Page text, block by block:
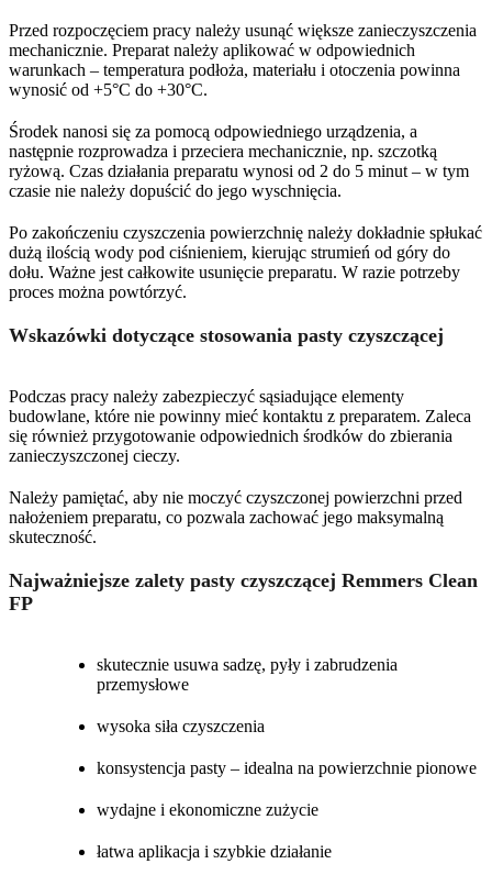
Przed rozpoczęciem pracy należy usunąć większe zanieczyszczenia
mechanicznie. Preparat należy aplikować w odpowiednich
warunkach – temperatura podłoża, materiału i otoczenia powinna
wynosić od +5°C do +30°C.
Środek nanosi się za pomocą odpowiedniego urządzenia, a
następnie rozprowadza i przeciera mechanicznie, np. szczotką
ryżową. Czas działania preparatu wynosi od 2 do 5 minut – w tym
czasie nie należy dopuścić do jego wyschnięcia.
Po zakończeniu czyszczenia powierzchnię należy dokładnie spłukać
dużą ilością wody pod ciśnieniem, kierując strumień od góry do
dołu. Ważne jest całkowite usunięcie preparatu. W razie potrzeby
proces można powtórzyć.
Wskazówki dotyczące stosowania pasty czyszczącej
Podczas pracy należy zabezpieczyć sąsiadujące elementy
budowlane, które nie powinny mieć kontaktu z preparatem. Zaleca
się również przygotowanie odpowiednich środków do zbierania
zanieczyszczonej cieczy.
Należy pamiętać, aby nie moczyć czyszczonej powierzchni przed
nałożeniem preparatu, co pozwala zachować jego maksymalną
skuteczność.
Najważniejsze zalety pasty czyszczącej Remmers Clean
FP
skutecznie usuwa sadzę, pyły i zabrudzenia
przemysłowe
wysoka siła czyszczenia
konsystencja pasty – idealna na powierzchnie pionowe
wydajne i ekonomiczne zużycie
łatwa aplikacja i szybkie działanie